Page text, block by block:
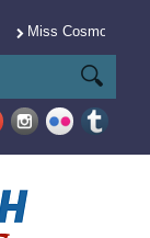
Miss Cosmo 2025